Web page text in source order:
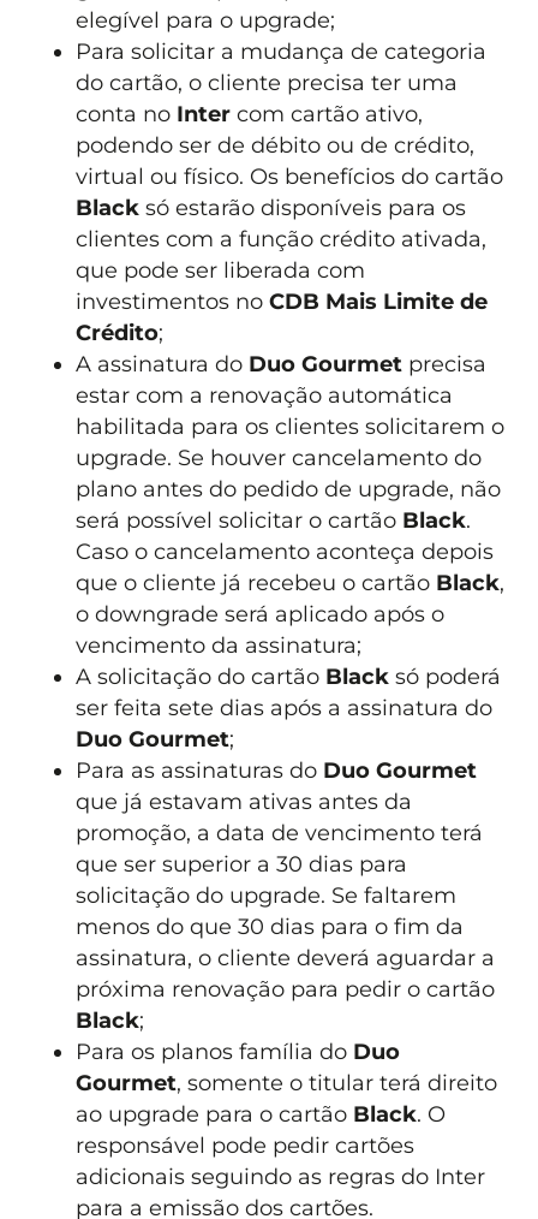
elegível para o upgrade;
Para solicitar a mudança de categoria
do cartão, o cliente precisa ter uma
conta no Inter com cartão ativo,
podendo ser de débito ou de crédito,
virtual ou físico. Os benefícios do cartão
Black só estarão disponíveis para os
clientes com a função crédito ativada,
que pode ser liberada com
investimentos noCDB Mais Limite de
Crédito;
A assinatura do Duo Gourmet precisa
estar com a renovação automática
habilitada para os clientes solicitarem o
upgrade. Se houver cancelamento do
plano antes do pedido de upgrade, não
será possível solicitar o cartão Black.
Caso o cancelamento aconteça depois
que o cliente já recebeu o cartão Black,
o downgrade será aplicado após o
vencimento da assinatura;
A solicitação do cartão Black só poderá
ser feita sete dias após a assinatura do
Duo Gourmet;
Para as assinaturas do Duo Gourmet
que já estavam ativas antes da
promoção, a data de vencimento terá
que ser superior a 30 dias para
solicitação do upgrade. Se faltarem
menos do que 30 dias para o fim da
assinatura, o cliente deverá aguardar a
próxima renovação para pedir o cartão
Black;
Para os planos família do Duo
Gourmet, somente o titular terá direito
ao upgrade para o cartão Black. O
responsável pode pedir cartões
adicionais seguindo as regras do Inter
para a emissão dos cartões.